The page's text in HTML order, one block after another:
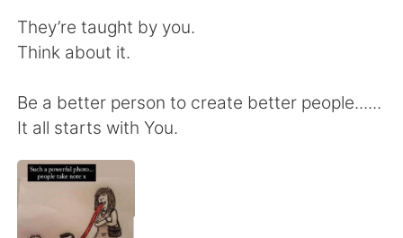
Deutsch
한국어 Русский
Indonesia Italiano
Türkçe
Português
They’re taught by you.
Think about it.
Be a better person to create better people......
It all starts with You.